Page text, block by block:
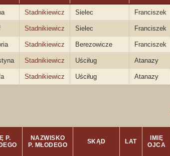
Stadnikiewicz Sielec Franciszek
Stadnikiewicz Sielec Franciszek
Stadnikiewicz Berezowicze Franciszek
Stadnikiewicz Uściług Atanazy
Stadnikiewicz Uściług Atanazy
P.
NAZWISKO
P. MŁODEGO
SKĄD LAT
IMIĘ
OJCA